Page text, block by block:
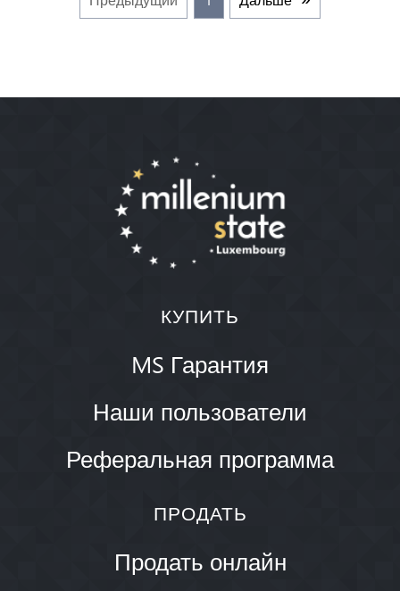
КУПИТЬ
MS Гарантия
Наши пользователи
Реферальная программа
ПРОДАТЬ
Продать онлайн